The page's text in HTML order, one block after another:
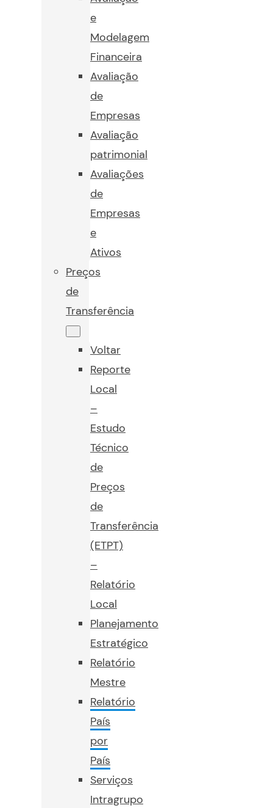
e
Modelagem
Financeira
Avaliação
de
Empresas
Avaliação
patrimonial
Avaliações
de
Empresas
e
Ativos
Preços
de
Transferência
Voltar
Reporte
Local
–
Estudo
Técnico
de
Preços
de
Transferência
(ETPT)
–
Relatório
Local
Planejamento
Estratégico
Relatório
Mestre
Relatório
País
por
País
Serviços
Intragrupo